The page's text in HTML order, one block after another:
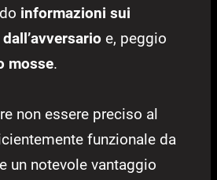
informazioni sui
e, peggio
mosse.
non essere preciso al
funzionale da
un notevole vantaggio